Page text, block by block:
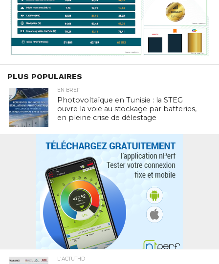
PLUS POPULAIRES
EN BREF
Photovoltaïque en Tunisie : la STEG
ouvre la voie au stockage par batteries,
en pleine crise de délestage
L'ACTUTHD